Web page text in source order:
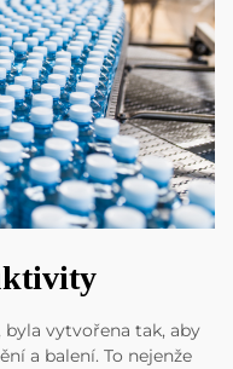
vytvořena tak, aby
a balení. To nejenže